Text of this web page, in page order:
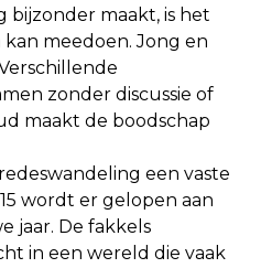
bijzonder maakt, is het
meedoen. Jong en
zonder discussie of
maakt de boodschap
een vaste
wordt er gelopen aan
jaar. De fakkels
in een wereld die vaak